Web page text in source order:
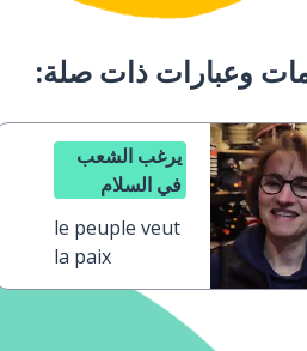
وعبارات ذات صلة:
يرغب الشعب
في السلام
le peuple veut
la paix